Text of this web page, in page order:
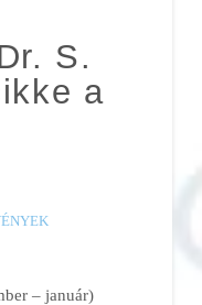
S.
a
– január)